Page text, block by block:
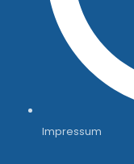
Impressum